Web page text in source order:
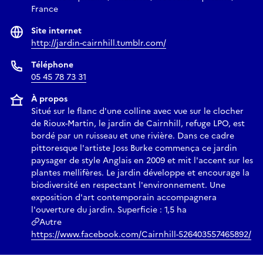
France
Site internet
http://jardin-cairnhill.tumblr.com/
Téléphone
05 45 78 73 31
À propos
Situé sur le flanc d'une colline avec vue sur le clocher
de Rioux-Martin, le jardin de Cairnhill, refuge LPO, est
bordé par un ruisseau et une rivière. Dans ce cadre
pittoresque l'artiste Joss Burke commença ce jardin
paysager de style Anglais en 2009 et mit l'accent sur les
plantes mellifères. Le jardin développe et encourage la
biodiversité en respectant l'environnement. Une
exposition d'art contemporain accompagnera
l'ouverture du jardin. Superficie : 1,5 ha
Autre
https://www.facebook.com/Cairnhill-526403557465892/